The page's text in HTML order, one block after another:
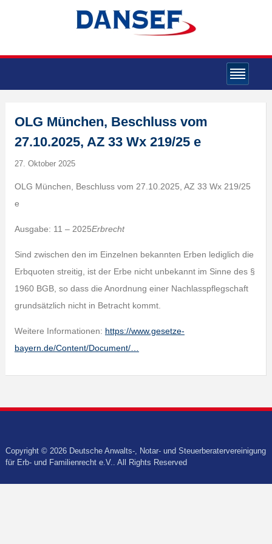
OLG München, Beschluss vom
27.10.2025, AZ 33 Wx 219/25 e
27. Oktober 2025
OLG München, Beschluss vom 27.10.2025, AZ 33 Wx 219/25
e
Ausgabe: 11 – 2025Erbrecht
Sind zwischen den im Einzelnen bekannten Erben lediglich die
Erbquoten streitig, ist der Erbe nicht unbekannt im Sinne des §
1960 BGB, so dass die Anordnung einer Nachlasspflegschaft
grundsätzlich nicht in Betracht kommt.
Weitere Informationen: https://www.gesetze-
bayern.de/Content/Document/…
Copyright © 2026 Deutsche Anwalts-, Notar- und Steuerberatervereinigung
für Erb- und Familienrecht e.V.. All Rights Reserved